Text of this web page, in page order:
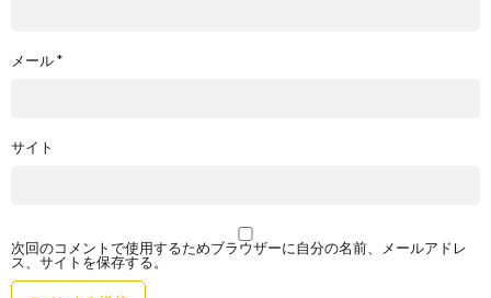
メール*
サイト
次回のコメントで使用するためブラウザーに自分の名前、メールアドレ
ス、サイトを保存する。